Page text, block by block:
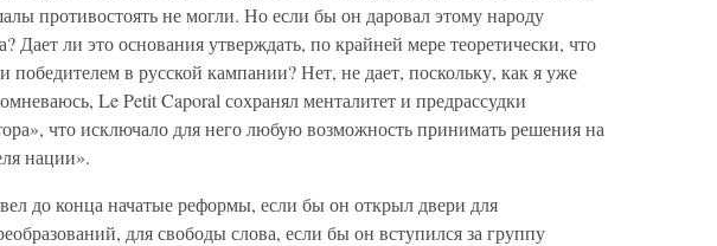
противостоять не могли. Но если бы он даровал этому народу
Дает ли это основания утверждать, по крайней мере теоретически, что
в русской кампании? Нет, не дает, поскольку, как я уже
Le Petit Caporal сохранял менталитет и предрассудки
что исключало для него любую возможность принимать решения на
нации».
до конца начатые реформы, если бы он открыл двери для
для свободы слова, если бы он вступился за группу